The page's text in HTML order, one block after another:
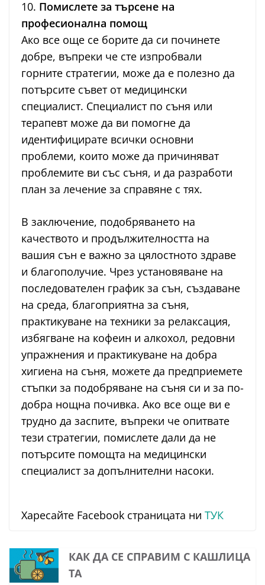
10. Помислете за търсене на
професионална помощ
Ако все още се борите да си починете
добре, въпреки че сте изпробвали
горните стратегии, може да е полезно да
потърсите съвет от медицински
специалист. Специалист по съня или
терапевт може да ви помогне да
идентифицирате всички основни
проблеми, които може да причиняват
проблемите ви със съня, и да разработи
план за лечение за справяне с тях.
В заключение, подобряването на
качеството и продължителността на
вашия сън е важно за цялостното здраве
и благополучие. Чрез установяване на
последователен график за сън, създаване
на среда, благоприятна за съня,
практикуване на техники за релаксация,
избягване на кофеин и алкохол, редовни
упражнения и практикуване на добра
хигиена на съня, можете да предприемете
стъпки за подобряване на съня си и за по-
добра нощна почивка. Ако все още ви е
трудно да заспите, въпреки че опитвате
тези стратегии, помислете дали да не
потърсите помощта на медицински
специалист за допълнителни насоки.
Харесайте Facebook страницата ни ТУК
КАК ДА СЕ СПРАВИМ С КАШЛИЦА
ТА